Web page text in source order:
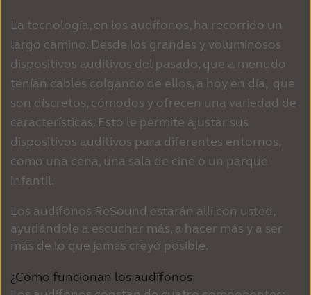
La tecnología, en los audífonos, ha recorrido un
largo camino. Desde los grandes y voluminosos
dispositivos auditivos del pasado, que a menudo
tenían cables colgando de ellos, a hoy en día, que
son discretos, cómodos y ofrecen una variedad de
características. Esto le permite ajustar sus
dispositivos auditivos para diferentes entornos,
como una cena, una sala de cine o un parque
infantil.
Los audífonos ReSound estarán allí con usted,
ayudándole a escuchar más, a hacer más y a ser
más de lo que jamás creyó posible.
¿Cómo funcionan los audífonos